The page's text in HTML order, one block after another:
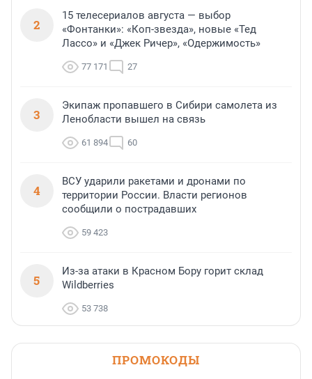
2
15 телесериалов августа — выбор
«Фонтанки»: «Коп-звезда», новые «Тед
Лассо» и «Джек Ричер», «Одержимость»
77 171 27
3
Экипаж пропавшего в Сибири самолета из
Ленобласти вышел на связь
61 894 60
4
ВСУ ударили ракетами и дронами по
территории России. Власти регионов
сообщили о пострадавших
59 423
5
Из-за атаки в Красном Бору горит склад
Wildberries
53 738
ПРОМОКОДЫ